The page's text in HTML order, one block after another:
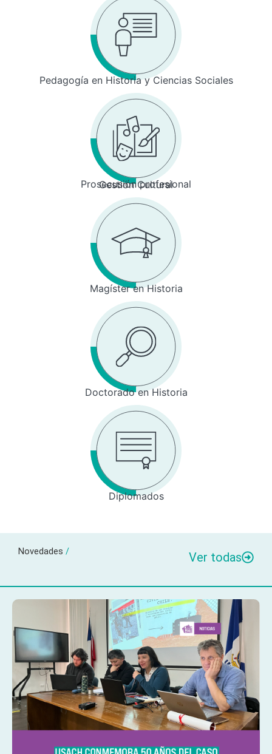
Pedagogía en Historia y Ciencias Sociales
Prosecusión profesional
Gestión Cultural
Magíster en Historia
Doctorado en Historia
Diplomados
Novedades / Ver todas